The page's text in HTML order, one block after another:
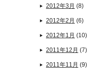
2012年3月 (8)
2012年2月 (6)
2012年1月 (10)
2011年12月 (7)
2011年11月 (9)